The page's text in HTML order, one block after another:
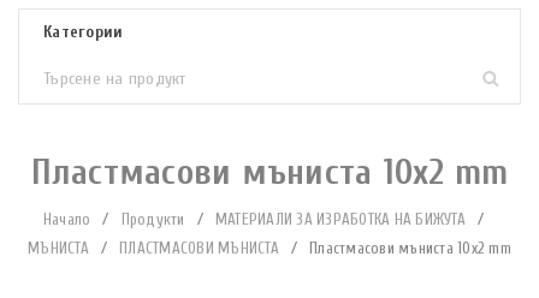
Пластмасови мъниста 10х2 mm
Начало / Продукти / МАТЕРИАЛИ ЗА ИЗРАБОТКА НА БИЖУТА
/
МЪНИСТА
/ ПЛАСТМАСОВИ МЪНИСТА / Пластмасови мъниста 10х2 mm